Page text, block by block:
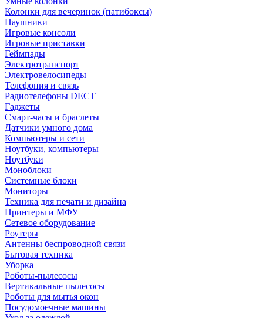
Колонки для вечеринок (патибоксы)
Наушники
Игровые консоли
Игровые приставки
Геймпады
Электротранспорт
Электровелосипеды
Телефония и связь
Радиотелефоны DECT
Гаджеты
Смарт-часы и браслеты
Датчики умного дома
Компьютеры и сети
Ноутбуки, компьютеры
Ноутбуки
Моноблоки
Системные блоки
Мониторы
Техника для печати и дизайна
Принтеры и МФУ
Сетевое оборудование
Роутеры
Антенны беспроводной связи
Бытовая техника
Уборка
Роботы-пылесосы
Вертикальные пылесосы
Роботы для мытья окон
Посудомоечные машины